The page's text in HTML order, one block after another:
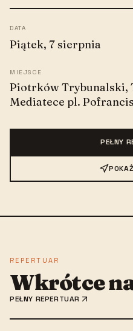
DATA
Piątek, 7 sierpnia
MIEJSCE
Piotrków Trybunalski,
Mediatece pl.
PEŁNY
REPERTUAR
Wkrótce
PEŁNY REPERTUAR